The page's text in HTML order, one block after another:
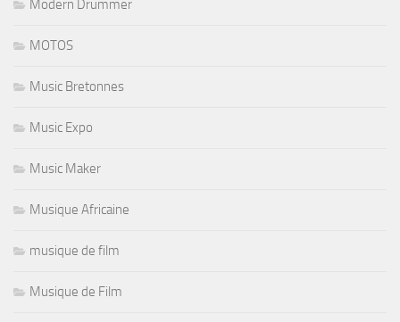
Modern Drummer
MOTOS
Music Bretonnes
Music Expo
Music Maker
Musique Africaine
musique de film
Musique de Film